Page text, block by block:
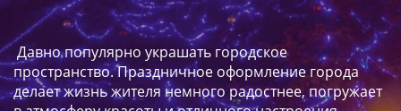
Давно популярно украшать городское
пространство. Праздничное оформление города
делает жизнь жителя немного радостнее, погружает